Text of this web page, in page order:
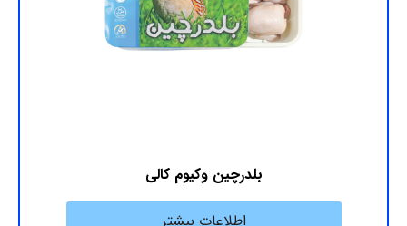
بلدرچین وکیوم کالی
اطلاعات بیشتر